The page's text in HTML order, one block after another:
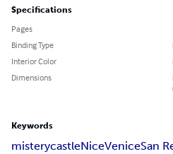
Specifications
Pages
Binding Type
Interior Color
Dimensions
Keywords
misterycastleNiceVeniceSan